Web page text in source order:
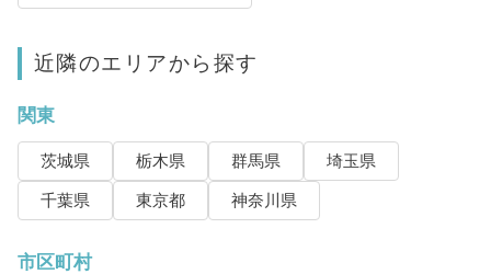
近隣のエリアから探す
関東
茨城県 栃木県 群馬県
埼玉県
千葉県
東京都 神奈川県
市区町村